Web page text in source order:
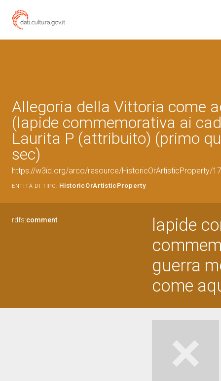
Allegoria della Vittoria come
(lapide commemorativa ai
Laurita P (attribuito) (primo
sec)
https://w3id.org/arco/resource/HistoricOrArtisticProperty/
ENTITÀ DI TIPO: HistoricOrArtisticProperty
rdfs:comment
lapide
guerra
come